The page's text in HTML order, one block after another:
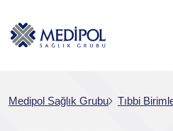
Medipol Sağlık Grubu Tıbbi